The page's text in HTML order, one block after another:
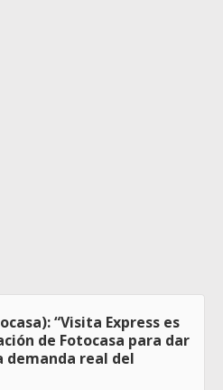
“Visita Express es
de Fotocasa para dar
demanda real del